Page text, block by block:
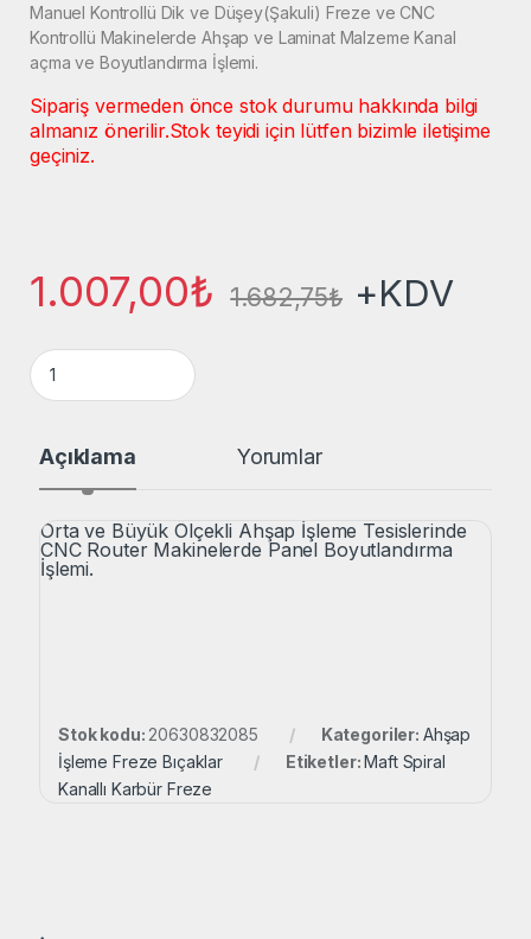
Manuel Kontrollü Dik ve Düşey(Şakuli) Freze ve CNC
Kontrollü Makinelerde Ahşap ve Laminat Malzeme Kanal
açma ve Boyutlandırma İşlemi.
Sipariş vermeden önce stok durumu hakkında bilgi
almanız önerilir.Stok teyidi için lütfen bizimle iletişime
geçiniz.
1.007,00₺ 1.682,75₺ +KDV
Maft Ø8x32/36x8 Z:2 Spiral Kanal Pozitif Açılı Karbür Freze
Açıklama Yorumlar
Orta ve Büyük Ölçekli Ahşap İşleme Tesislerinde
CNC Router Makinelerde Panel Boyutlandırma
İşlemi.
Stok kodu: 20630832085 Kategoriler: Ahşap
İşleme Freze Bıçaklar
Etiketler:Maft Spiral
Kanallı Karbür Freze